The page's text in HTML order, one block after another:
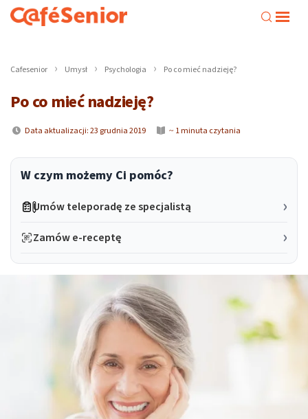
Cafesenior Umysł Psychologia Po co mieć nadzieję?
Po co mieć nadzieję?
Data aktualizacji: 23 grudnia 2019 ~ 1 minuta czytania
W czym możemy Ci pomóc?
Umów teleporadę ze specjalistą
Zamów e-receptę